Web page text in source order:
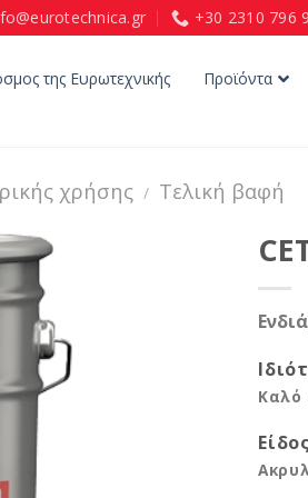
+30 2310 796
της Ευρωτεχνικής Προϊόντα
χρήσης / Τελική βαφή
Καλό